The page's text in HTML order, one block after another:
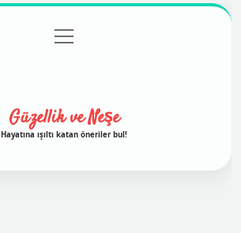
Gizlilik Politikası
menüyü
aç
Güzellik ve Neşe
Hayatına ışıltı katan öneriler bul!